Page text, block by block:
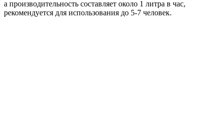
а производительность составляет около 1 литра в час,
рекомендуется для использования до 5-7 человек.